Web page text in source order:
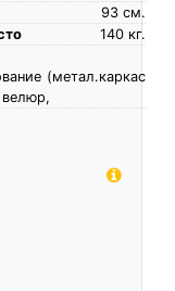
см.
93
кг.
140
(метал.каркас